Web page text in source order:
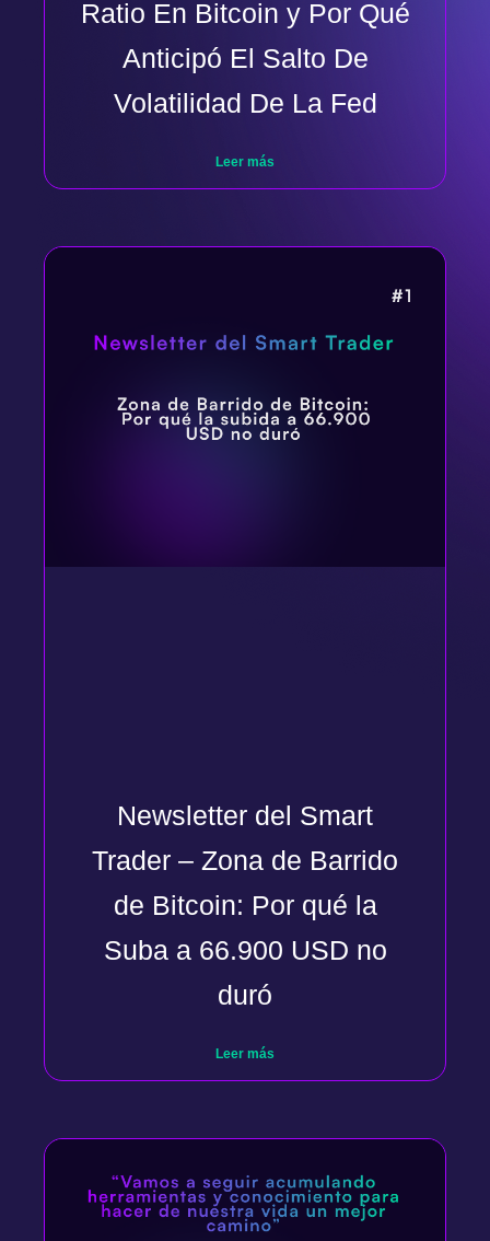
Ratio En Bitcoin y Por Qué
Anticipó El Salto De
Volatilidad De La Fed
Leer más
Newsletter del Smart
Trader – Zona de Barrido
de Bitcoin: Por qué la
Suba a 66.900 USD no
duró
Leer más